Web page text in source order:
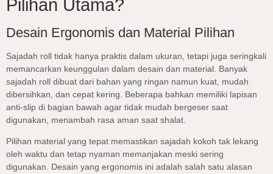
Pilihan Utama?
Desain Ergonomis dan Material Pilihan
Sajadah roll tidak hanya praktis dalam ukuran, tetapi juga seringkali
memancarkan keunggulan dalam desain dan material. Banyak
sajadah roll dibuat dari bahan yang ringan namun kuat, mudah
dibersihkan, dan cepat kering. Beberapa bahkan memiliki lapisan
anti-slip di bagian bawah agar tidak mudah bergeser saat
digunakan, menambah rasa aman saat shalat.
Pilihan material yang tepat memastikan sajadah kokoh tak lekang
oleh waktu dan tetap nyaman memanjakan meski sering
digunakan. Desain yang ergonomis ini adalah salah satu alasan